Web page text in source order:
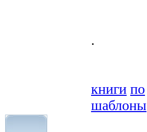
.
книги по
шаблоны